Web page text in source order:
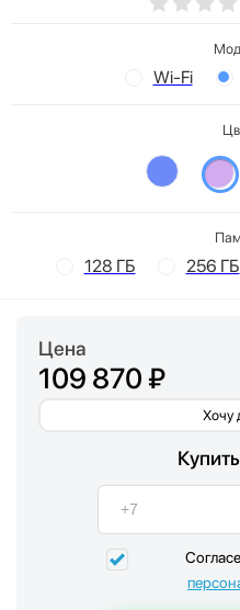
Wi-Fi
128 ГБ 256 ГБ
Цена
109 870 ₽
Хочу